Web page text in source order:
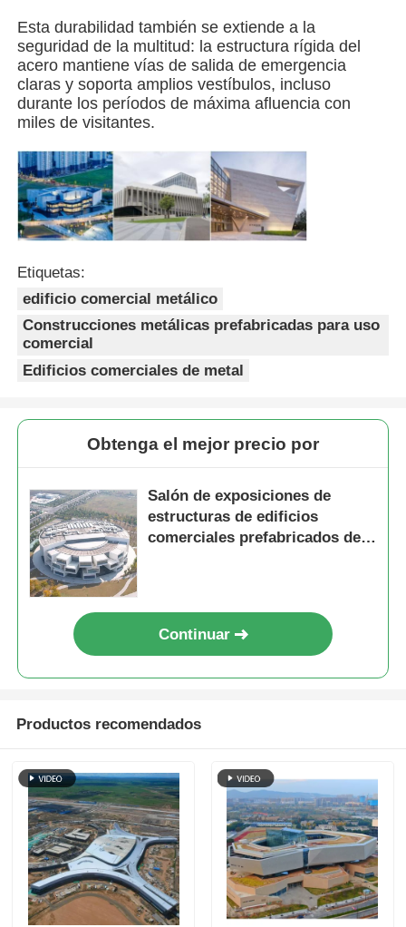
Oficina de estructura de acero
Casa de aves de corral de estructura de acero
Estructura de acero de varios pisos
Estructura de acero industrial
Edificio Público de Acero
Estructura de acero comercial
Esta durabilidad también se extiende a la
seguridad de la multitud: la estructura rígida del
acero mantiene vías de salida de emergencia
claras y soporta amplios vestíbulos, incluso
durante los períodos de máxima afluencia con
miles de visitantes.
Etiquetas:
edificio comercial metálico
Construcciones metálicas prefabricadas para uso
comercial
Edificios comerciales de metal
Obtenga el mejor precio por
Salón de exposiciones de
estructuras de edificios
comerciales prefabricados de
Continuar
Productos recomendados